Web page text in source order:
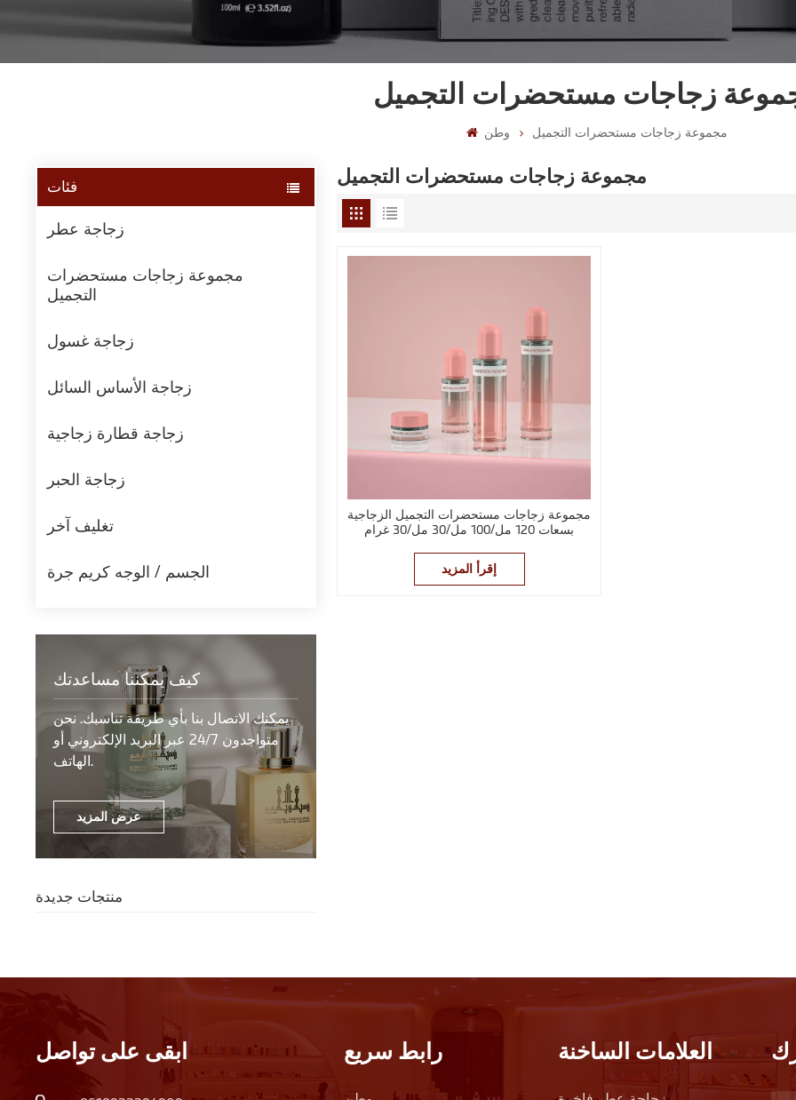
زجاجات مستحضرات التجميل
وطن مجموعة زجاجات مستحضرات التجميل
فئات
زجاجة عطر
مجموعة زجاجات مستحضرات
التجميل
زجاجة غسول
زجاجة الأساس السائل
زجاجة قطارة زجاجية
زجاجة الحبر
تغليف آخر
الجسم / الوجه كريم جرة
كيف يمكننا مساعدتك
يمكنك الاتصال بنا بأي طريقة تناسبك. نحن
متواجدون 24/7 عبر البريد الإلكتروني أو
الهاتف.
عرض المزيد
منتجات جديدة
مجموعة زجاجات مستحضرات التجميل
مجموعة زجاجات مستحضرات التجميل الزجاجية
بسعات 120 مل/100 مل/30 مل/30 غرام
إقرأ المزيد
ابقى على تواصل رابط سريع العلامات الساخنة